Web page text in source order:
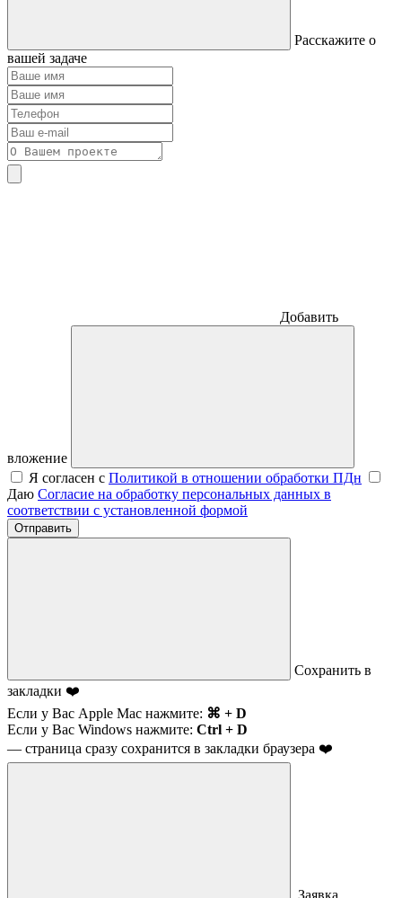
Расскажите о
вашей задаче
Добавить
вложение
Я согласен с Политикой в отношении обработки ПДн
Даю Согласие на обработку персональных данных в
соответствии с установленной формой
Отправить
Сохранить в
закладки ❤️
Если у Вас Apple Mac нажмите: ⌘ + D
Если у Вас Windows нажмите: Ctrl + D
— страница сразу сохранится в закладки браузера ❤️
Заявка